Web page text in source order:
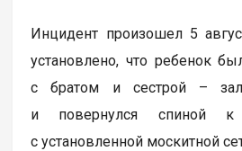
Инцидент произошел 5
установлено, что ребенок
с братом и сестрой –
и повернулся спиной к
с установленной москитной